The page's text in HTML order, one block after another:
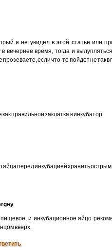
я не увидел в этой статье или
в вечернее время, тогда и
если что-то пойдет не так
правильнои заклатка в инкубатор .
яйца перед инкубацией хранить острым
и инкубационное яйцо
вверх.